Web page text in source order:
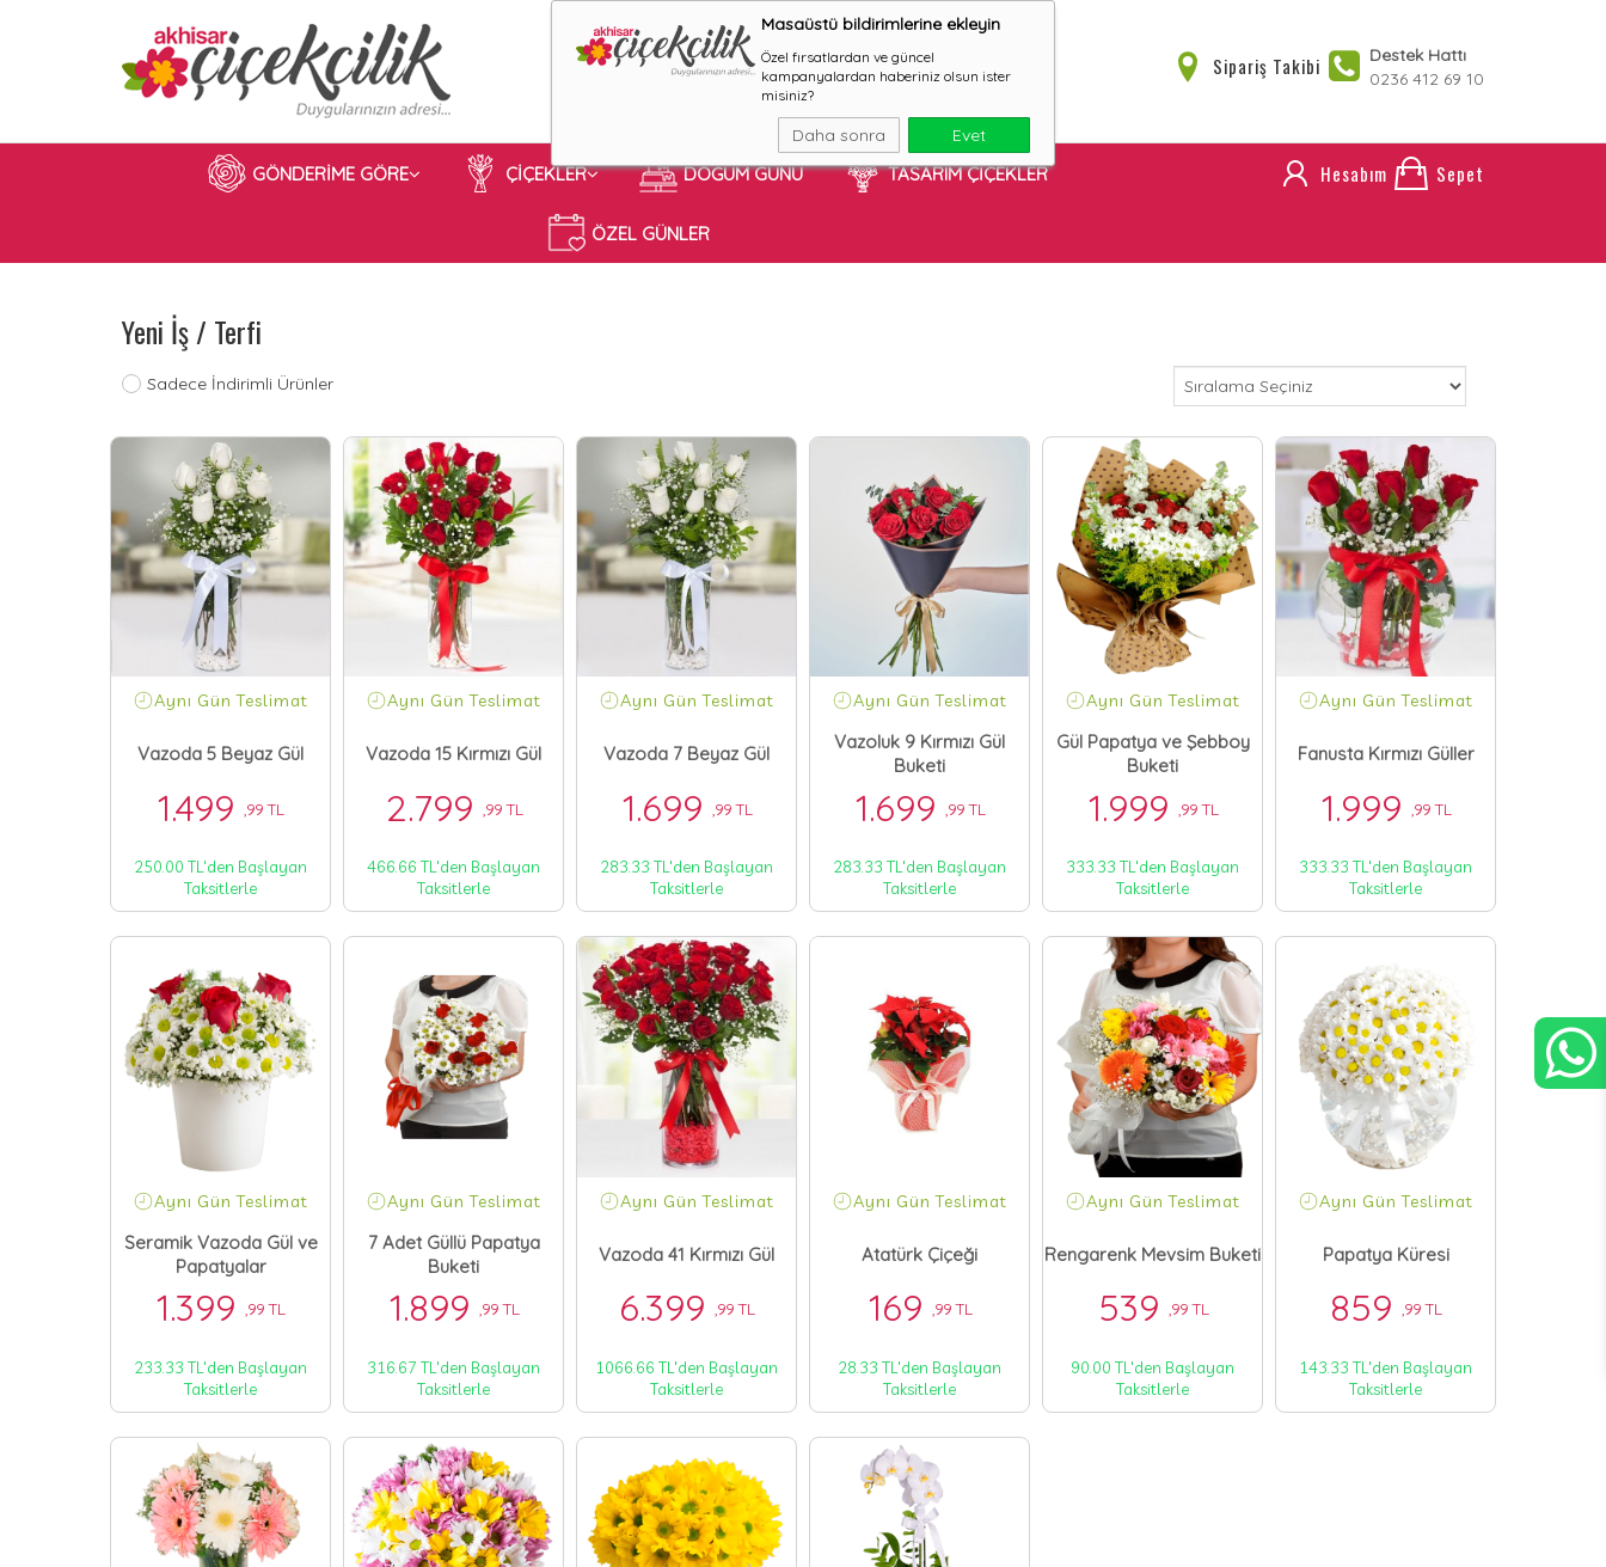
Masaüstü bildirimlerine ekleyin
Özel fırsatlardan ve güncel
kampanyalardan haberiniz olsun ister
misiniz?
Daha sonra Evet
Sipariş Takibi
Destek Hattı
0236 412 69 10
GÖNDERİME GÖRE ÇİÇEKLER DOĞUM GÜNÜ TASARIM ÇİÇEKLER
ÖZEL GÜNLER
Hesabım Sepet
Yeni İş / Terfi
Sadece İndirimli Ürünler
Aynı Gün Teslimat
Vazoda 5 Beyaz Gül
1.499 ,99 TL
250.00 TL'den Başlayan
Taksitlerle
Aynı Gün Teslimat
Vazoda 15 Kırmızı Gül
2.799 ,99 TL
466.66 TL'den Başlayan
Taksitlerle
Aynı Gün Teslimat
Vazoda 7 Beyaz Gül
1.699 ,99 TL
283.33 TL'den Başlayan
Taksitlerle
Aynı Gün Teslimat
Vazoluk 9 Kırmızı Gül
Buketi
1.699 ,99 TL
283.33 TL'den Başlayan
Taksitlerle
Aynı Gün Teslimat
Gül Papatya ve Şebboy
Buketi
1.999 ,99 TL
333.33 TL'den Başlayan
Taksitlerle
Aynı Gün Teslimat
Fanusta Kırmızı Güller
1.999 ,99 TL
333.33 TL'den Başlayan
Taksitlerle
Aynı Gün Teslimat
Seramik Vazoda Gül ve
Papatyalar
1.399 ,99 TL
233.33 TL'den Başlayan
Taksitlerle
Aynı Gün Teslimat
7 Adet Güllü Papatya
Buketi
1.899 ,99 TL
316.67 TL'den Başlayan
Taksitlerle
Aynı Gün Teslimat
Vazoda 41 Kırmızı Gül
6.399 ,99 TL
1066.66 TL'den Başlayan
Taksitlerle
Aynı Gün Teslimat
Atatürk Çiçeği
169 ,99 TL
28.33 TL'den Başlayan
Taksitlerle
Aynı Gün Teslimat
Rengarenk Mevsim Buketi
539 ,99 TL
90.00 TL'den Başlayan
Taksitlerle
Aynı Gün Teslimat
Papatya Küresi
859 ,99 TL
143.33 TL'den Başlayan
Taksitlerle